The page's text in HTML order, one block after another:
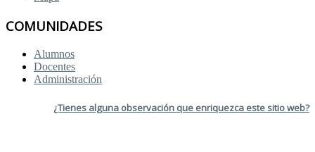
COMUNIDADES
Alumnos
Docentes
Administración
¿Tienes alguna observación que enriquezca este sitio web?